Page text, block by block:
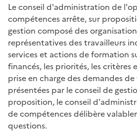
Le conseil d'administration de
compétences arrête, sur
gestion composé des
représentatives des travailleurs
services et actions de formation
financés, les priorités, les critères
prise en charge des demandes
présentées par le conseil de
proposition, le conseil
de compétences délibère
questions.